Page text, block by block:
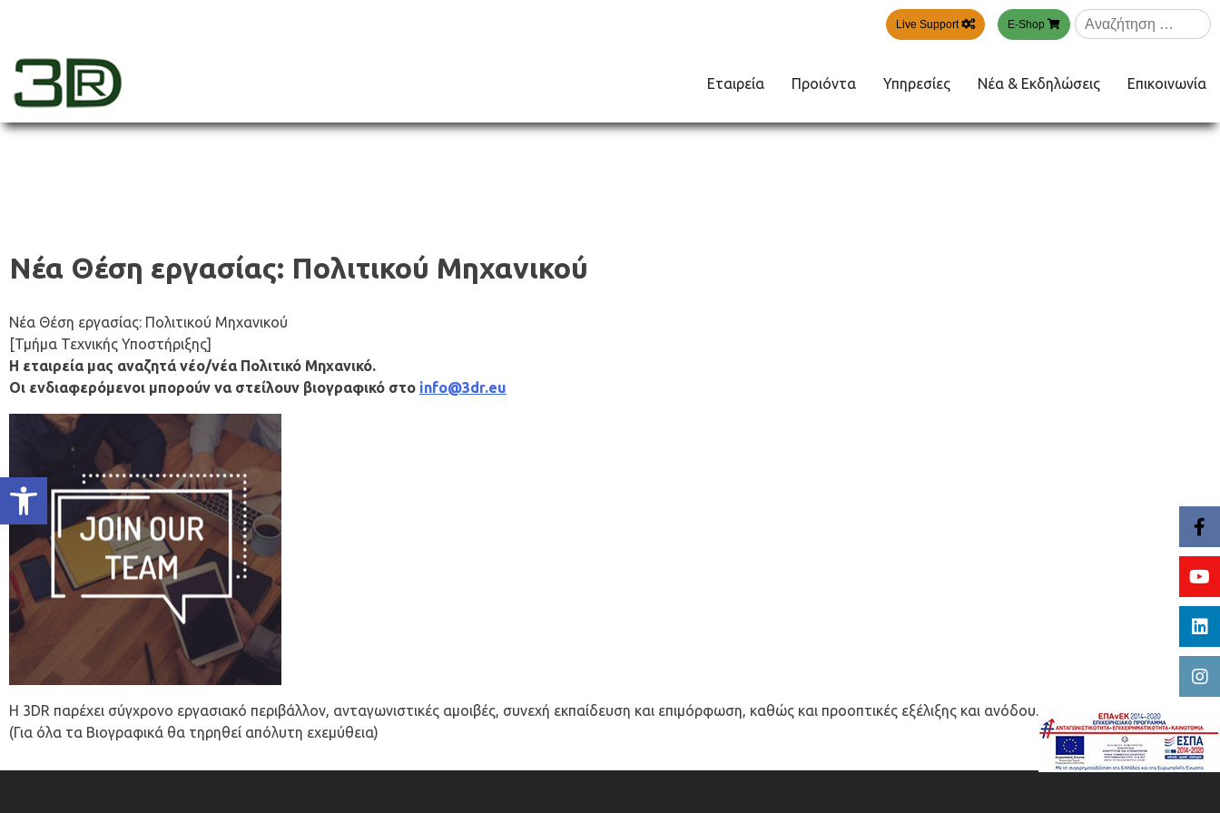
Ανοίξτε τη γραμμή εργαλείων
Live Support E-Shop
Αναζήτηση
για:
3dr
Εταιρεία Προιόντα Υπηρεσίες Νέα & Εκδηλώσεις Επικοινωνία
Νέα Θέση εργασίας: Πολιτικού Μηχανικού
Νέα Θέση εργασίας: Πολιτικού Μηχανικού
[Τμήμα Τεχνικής Υποστήριξης]
Η εταιρεία μας αναζητά νέο/νέα Πολιτικό Μηχανικό.
Οι ενδιαφερόμενοι μπορούν να στείλουν βιογραφικό στο info@3dr.eu
Η 3DR παρέχει σύγχρονο εργασιακό περιβάλλον, ανταγωνιστικές αμοιβές, συνεχή εκπαίδευση και επιμόρφωση, καθώς και προοπτικές εξέλιξης και ανόδου.
(Για όλα τα Βιογραφικά θα τηρηθεί απόλυτη εχεμύθεια)